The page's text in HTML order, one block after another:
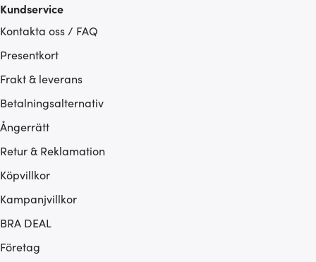
Kundservice
Kontakta oss / FAQ
Presentkort
Frakt & leverans
Betalningsalternativ
Ångerrätt
Retur & Reklamation
Köpvillkor
Kampanjvillkor
BRA DEAL
Företag